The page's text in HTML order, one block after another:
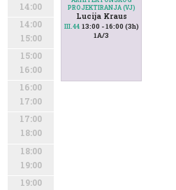
14:00
14:00
15:00
15:00
16:00
16:00
17:00
17:00
18:00
18:00
19:00
19:00
PROJEKTIRANJA (VJ)
Lucija Kraus
III.44 13:00 - 16:00 (3h)
1A/3